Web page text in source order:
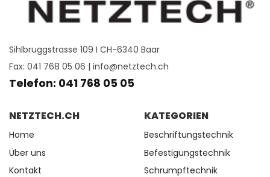
Sihlbruggstrasse 109 I CH-6340 Baar
Fax: 041 768 05 06 | info@netztech.ch
Telefon: 041 768 05 05
NETZTECH.CH
Home
Über uns
Kontakt
KATEGORIEN
Beschriftungstechnik
Befestigungstechnik
Schrumpftechnik